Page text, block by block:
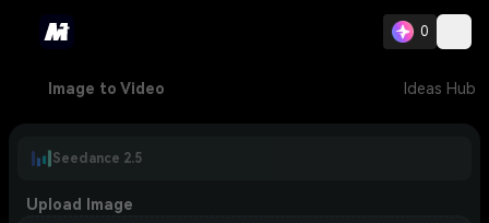
0
Image to Video Ideas Hub
Seedance 2.5
Upload Image